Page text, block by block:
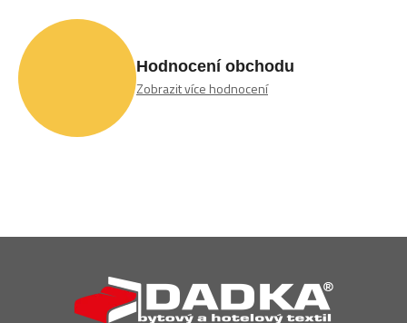
Hodnocení obchodu
Zobrazit více hodnocení